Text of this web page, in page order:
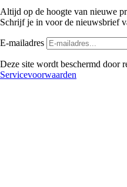
Altijd op de hoogte van nieuwe
Schrijf je in voor de nieuwsbrief
E-mailadres
Deze site wordt beschermd door
Servicevoorwaarden